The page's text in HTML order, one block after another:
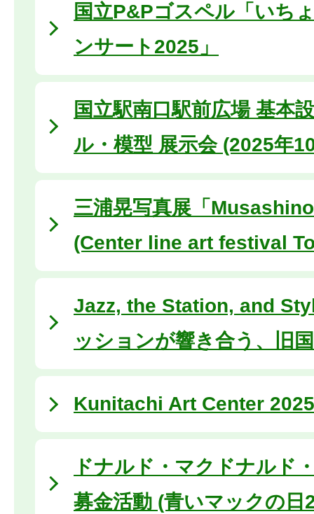
国立P&Pゴスペル「いち
ンサート2025」
国立駅南口駅前広場 基本
ル・模型 展示会 (2025年
三浦晃写真展「
(Center line art festival
Jazz, the Station, and
ッションが響き合う、旧
Kunitachi Art Center 2025
ドナルド・マクドナルド
募金活動 (青いマックの日